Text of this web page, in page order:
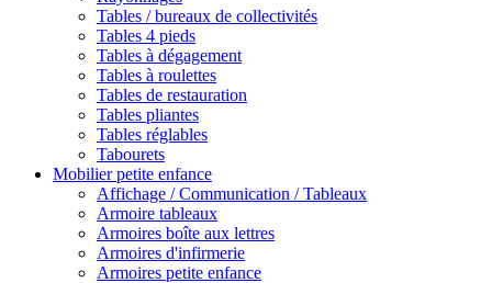
Tables / bureaux de collectivités
Tables 4 pieds
Tables à dégagement
Tables à roulettes
Tables de restauration
Tables pliantes
Tables réglables
Tabourets
Mobilier petite enfance
Affichage / Communication / Tableaux
Armoire tableaux
Armoires boîte aux lettres
Armoires d'infirmerie
Armoires petite enfance